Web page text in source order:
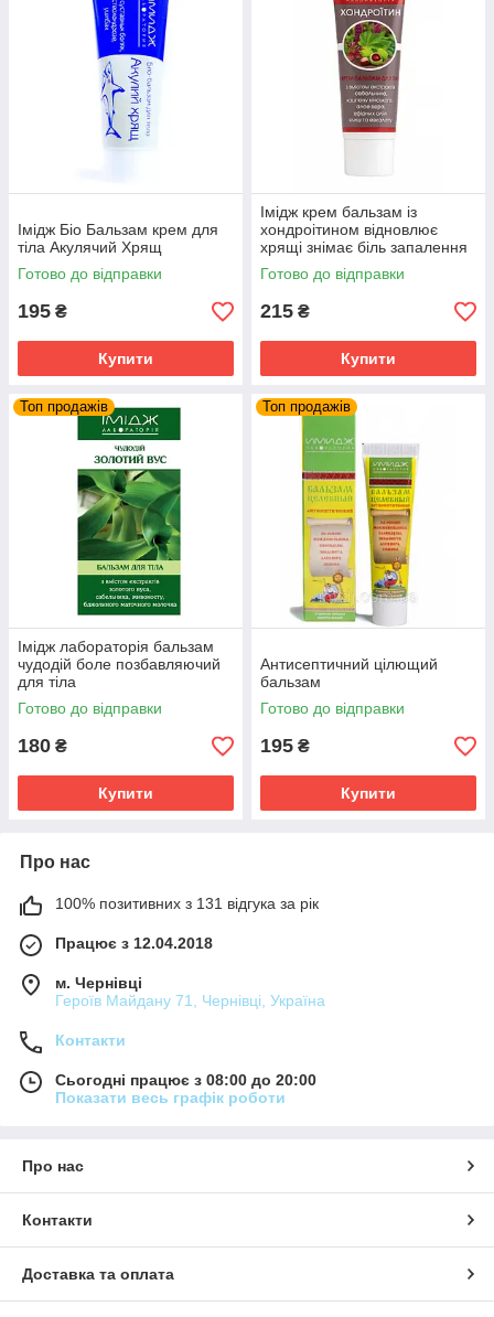
Імідж Біо Бальзам крем для
тіла Акулячий Хрящ
Готово до відправки
195 ₴
Купити
Імідж крем бальзам із
хондроітином відновлює
хрящі знімає біль запалення
суглобів та м'язів
Готово до відправки
215 ₴
Купити
Топ продажів
Імідж лабораторія бальзам
чудодій боле позбавляючий
для тіла
Готово до відправки
180 ₴
Купити
Топ продажів
Антисептичний цілющий
бальзам
Готово до відправки
195 ₴
Купити
Про нас
100% позитивних з 131 відгука за рік
Працює з 12.04.2018
м. Чернівці
Героїв Майдану 71, Чернівці, Україна
Контакти
Сьогодні працює з 08:00 до 20:00
Показати весь графік роботи
Про нас
Контакти
Доставка та оплата